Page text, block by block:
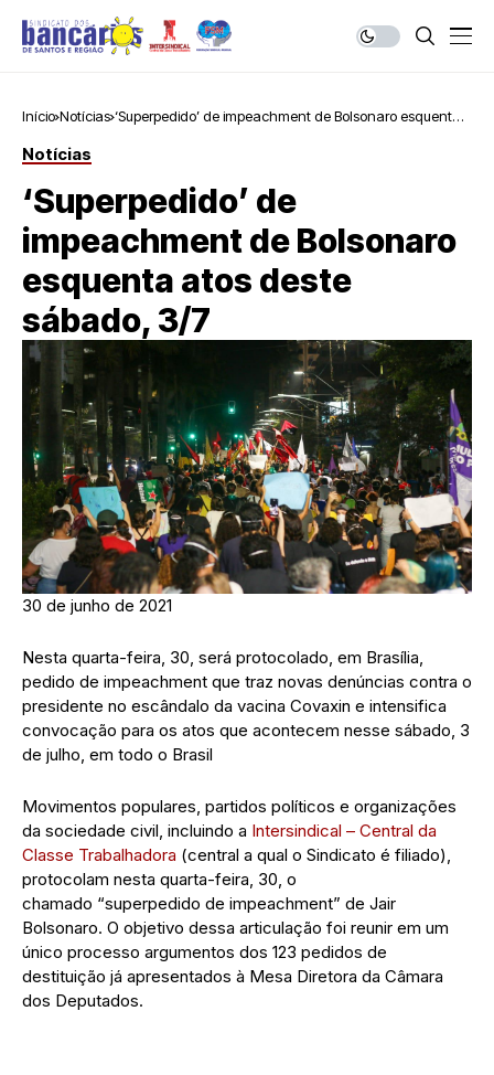
Início Notícias ‘Superpedido’ de impeachment de Bolsonaro esquenta
Notícias
‘Superpedido’ de
impeachment de Bolsonaro
esquenta atos deste
sábado, 3/7
30 de junho de 2021
Nesta quarta-feira, 30, será protocolado, em Brasília,
pedido de impeachment que traz novas denúncias contra o
presidente no escândalo da vacina Covaxin e intensifica
convocação para os atos que acontecem nesse sábado, 3
de julho, em todo o Brasil
Movimentos populares, partidos políticos e organizações
da sociedade civil, incluindo a Intersindical – Central da
Classe Trabalhadora (central a qual o Sindicato é filiado),
protocolam nesta quarta-feira, 30, o
chamado “superpedido de impeachment” de Jair
Bolsonaro. O objetivo dessa articulação foi reunir em um
único processo argumentos dos 123 pedidos de
destituição já apresentados à Mesa Diretora da Câmara
dos Deputados.